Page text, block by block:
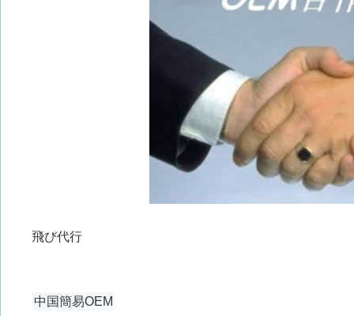
飛び代行
中国簡易OEM